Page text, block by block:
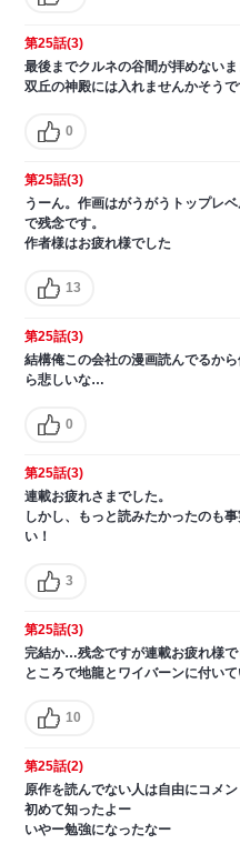
第25話(3)
最後までクルネの谷間が拝めないま
双丘の神殿には入れませんかそうで
0
第25話(3)
うーん。作画はがうがうトップレ
で残念です。
作者様はお疲れ様でした
13
第25話(3)
結構俺この会社の漫画読んでるか
ら悲しいな…
0
第25話(3)
連載お疲れさまでした。
しかし、もっと読みたかったのも
い！
3
第25話(3)
完結か…残念ですが連載お疲れ様で
ところで地龍とワイバーンに付い
10
第25話(2)
原作を読んでない人は自由にコメ
初めて知ったよー
いやー勉強になったなー